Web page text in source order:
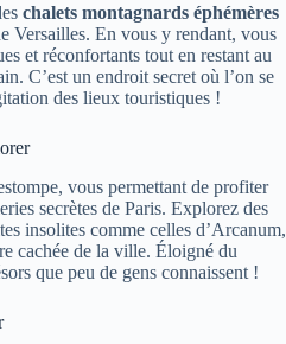
chalets montagnards éphémères
Versailles. En vous y rendant, vous
et réconfortants tout en restant au
C’est un endroit secret où l’on se
des lieux touristiques !
vous permettant de profiter
secrètes de Paris. Explorez des
insolites comme celles d’Arcanum,
cachée de la ville. Éloigné du
que peu de gens connaissent !